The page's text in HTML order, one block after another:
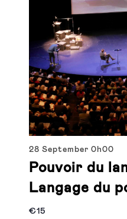
28 September0h00
Pouvoir du
Langage du
€15